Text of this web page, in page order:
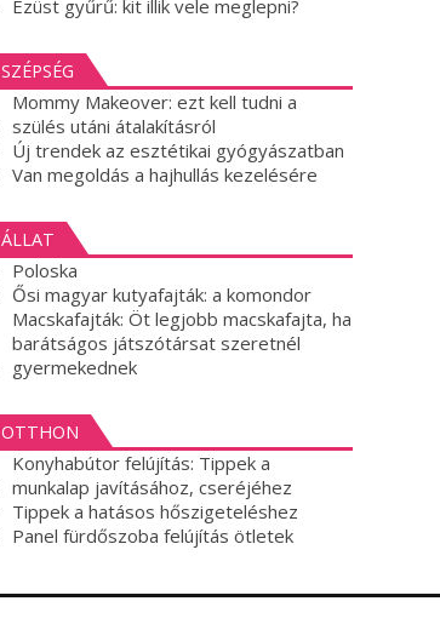
Ezüst gyűrű: kit illik vele meglepni?
SZÉPSÉG
Mommy Makeover: ezt kell tudni a
szülés utáni átalakításról
Új trendek az esztétikai gyógyászatban
Van megoldás a hajhullás kezelésére
ÁLLAT
Poloska
Ősi magyar kutyafajták: a komondor
Macskafajták: Öt legjobb macskafajta, ha
barátságos játszótársat szeretnél
gyermekednek
OTTHON
Konyhabútor felújítás: Tippek a
munkalap javításához, cseréjéhez
Tippek a hatásos hőszigeteléshez
Panel fürdőszoba felújítás ötletek